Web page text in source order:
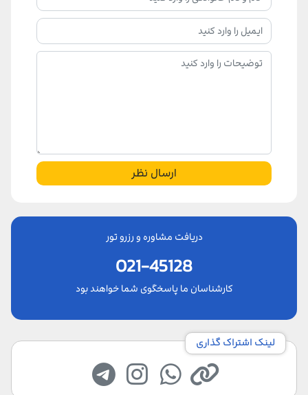
ارسال نظر
دریافت مشاوره و رزرو تور
021-45128
کارشناسان ما پاسخگوی شما خواهند بود
لینک اشتراک گذاری